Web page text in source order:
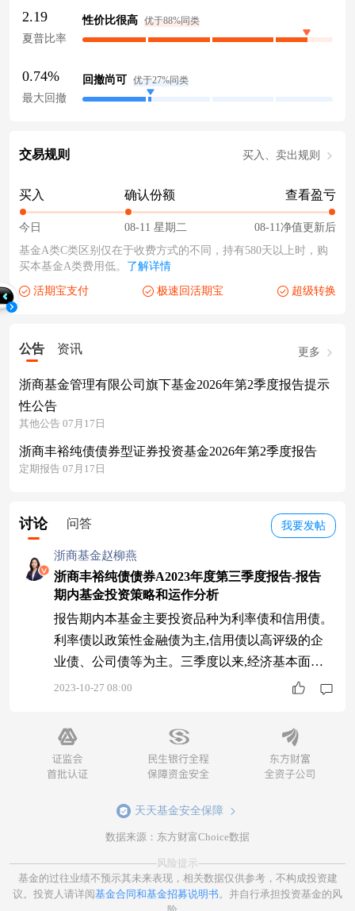
2.19
夏普比率
性价比很高 优于88%同类
0.74%
最大回撤
回撤尚可 优于27%同类
交易规则 买入、卖出规则
买入
今日
确认份额
08-11 星期二
查看盈亏
08-11净值更新后
基金A类C类区别仅在于收费方式的不同，持有580天以上时，购
买本基金A类费用低。 了解详情
活期宝支付 极速回活期宝 超级转换
公告 资讯 更多
浙商基金管理有限公司旗下基金2026年第2季度报告提示
性公告
其他公告 07月17日
浙商丰裕纯债债券型证券投资基金2026年第2季度报告
定期报告 07月17日
我要发帖
讨论 问答
浙商基金赵柳燕
浙商丰裕纯债债券A2023年度第三季度报告-报告
期内基金投资策略和运作分析
报告期内本基金主要投资品种为利率债和信用债。
利率债以政策性金融债为主,信用债以高评级的企
业债、公司债等为主。三季度以来,经济基本面走
势一波三折,目前已基本阶段性触底企稳。在经历
始发力,6月社融信贷数据有所改善,经济基本面逐渐
企稳。但是,7月经济数据出现超预期下滑,在政治局
会议提出“加强逆周期调节和政策储备”的定调后,
2023-10-27 08:00
天天基金安全保障
数据来源：东方财富Choice数据
风险提示
基金的过往业绩不预示其未来表现，相关数据仅供参考，不构成投资建
议。投资人请详阅基金合同和基金招募说明书。并自行承担投资基金的风